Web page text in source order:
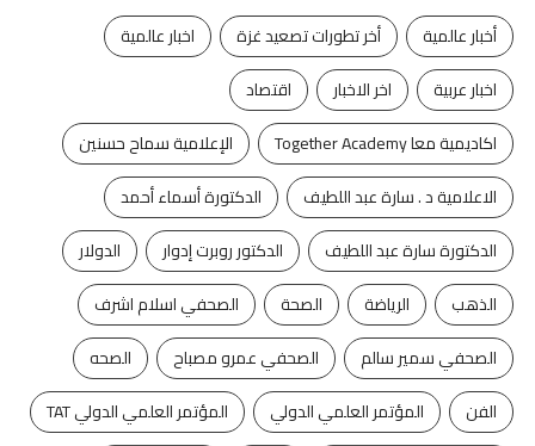
أخبار عالمية أخر تطورات تصعيد غزة
اخبار عالمية
اخبار عربية
اخر الاخبار
اقتصاد
اكاديمية معا Together Academy
الإعلامية سماح حسنين
الاعلامية د . سارة عبد اللطيف
الدكتورة أسماء أحمد
الدكتورة سارة عبد اللطيف
الدكتور روبرت إدوار
الدولار
الذهب
الرياضة الصحة
الصحفي اسلام اشرف
الصحفي سمير سالم
الصحفي عمرو مصباح
الصحه
الفن
المؤتمر العلمي الدولي
المؤتمر العلمي الدولي TAT